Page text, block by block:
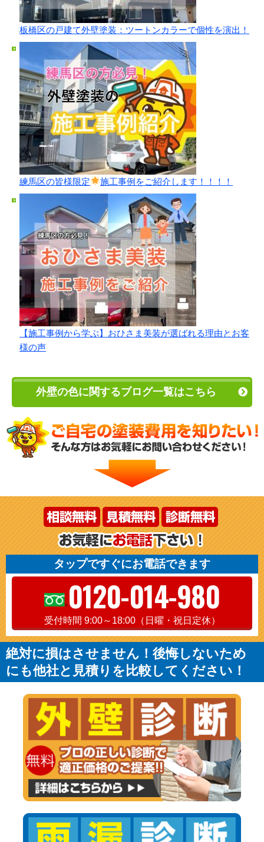
板橋区の戸建て外壁塗装：ツートンカラーで個性を演出！
練馬区の皆様限定 施工事例をご紹介します！！！！
【施工事例から学ぶ】おひさま美装が選ばれる理由とお客
様の声
外壁の色に関するブログ一覧はこちら
タップですぐにお電話できます
0120-014-980
受付時間 9:00～18:00（日曜・祝日定休）
絶対に損はさせません！後悔しないため
にも他社と見積りを比較してください！